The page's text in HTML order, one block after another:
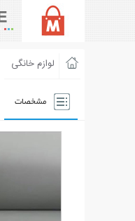
لوازم خانگی
مشخصات